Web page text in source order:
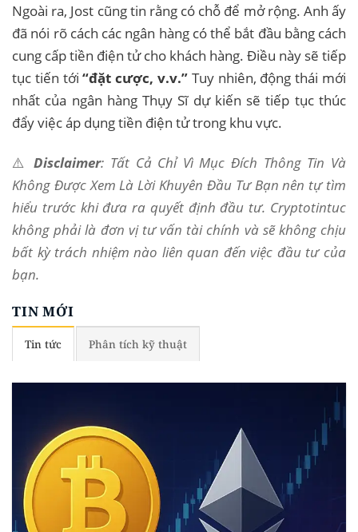
Ngoài ra, Jost cũng tin rằng có chỗ để mở rộng. Anh ấy
đã nói rõ cách các ngân hàng có thể bắt đầu bằng cách
cung cấp tiền điện tử cho khách hàng. Điều này sẽ tiếp
tục tiến tới“đặt cược, v.v.” Tuy nhiên, động thái mới
nhất của ngân hàng Thụy Sĩ dự kiến ​​sẽ tiếp tục thúc
đẩy việc áp dụng tiền điện tử trong khu vực.
⚠️Disclaimer: Tất Cả Chỉ Vì Mục Đích Thông Tin Và
Không Được Xem Là Lời Khuyên Đầu Tư Bạn nên tự tìm
hiểu trước khi đưa ra quyết định đầu tư. Cryptotintuc
không phải là đơn vị tư vấn tài chính và sẽ không chịu
bất kỳ trách nhiệm nào liên quan đến việc đầu tư của
bạn.
TIN MỚI
Tin tức Phân tích kỹ thuật